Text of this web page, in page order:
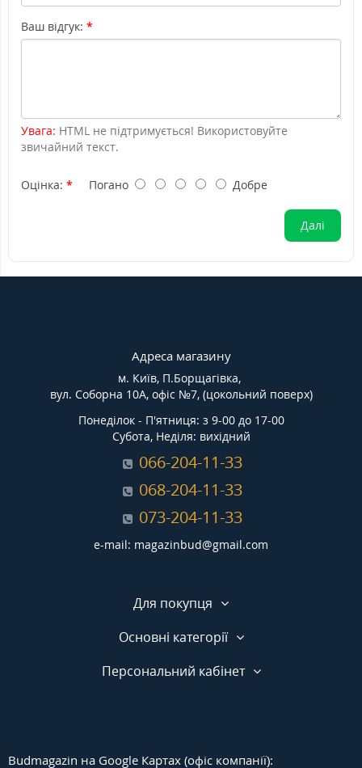
Ваш відгук:
Увага: HTML не підтримується! Використовуйте
звичайний текст.
Оцінка: Погано Добре
Далі
Адреса магазину
м. Київ, П.Борщагівка,
вул. Соборна 10А, офіс №7, (цокольний поверх)
Понеділок - П'ятниця: з 9-00 до 17-00
Субота, Неділя: вихідний
066-204-11-33
068-204-11-33
073-204-11-33
e-mail: magazinbud@gmail.com
Для покупця
Основні категорії
Персональний кабінет
Budmagazin на Google Картах (офіс компанії):